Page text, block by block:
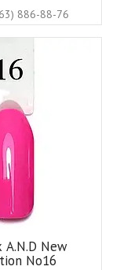
886-88-76
A.N.D New
No16